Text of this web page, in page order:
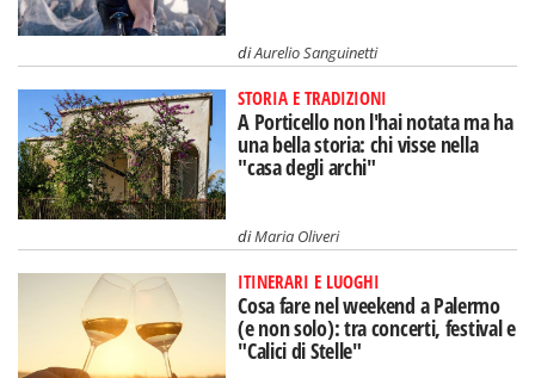
diAurelio Sanguinetti
STORIA E TRADIZIONI
A Porticello non l'hai notata ma ha
una bella storia: chi visse nella
"casa degli archi"
diMaria Oliveri
ITINERARI E LUOGHI
Cosa fare nel weekend a Palermo
(e non solo): tra concerti, festival e
"Calici di Stelle"